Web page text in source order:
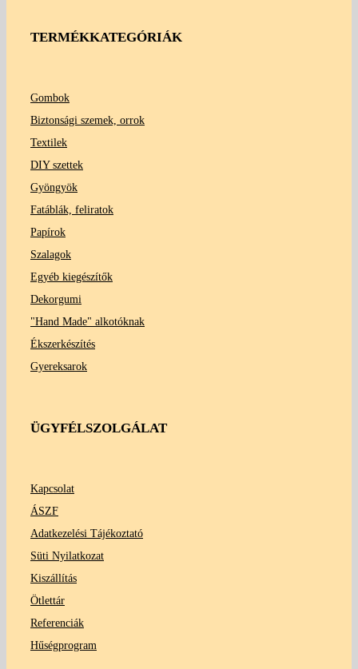
TERMÉKKATEGÓRIÁK
Gombok
Biztonsági szemek, orrok
Textilek
DIY szettek
Gyöngyök
Fatáblák, feliratok
Papírok
Szalagok
Egyéb kiegészítők
Dekorgumi
"Hand Made" alkotóknak
Ékszerkészítés
Gyereksarok
ÜGYFÉLSZOLGÁLAT
Kapcsolat
ÁSZF
Adatkezelési Tájékoztató
Süti Nyilatkozat
Kiszállítás
Ötlettár
Referenciák
Hűségprogram